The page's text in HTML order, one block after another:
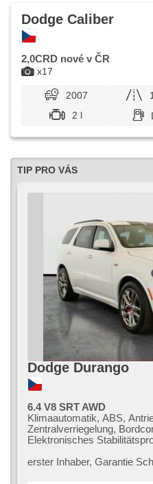
x17
Dodge Caliber
2,0CRD nové v ČR
2007
2 l
TIP PRO VÁS
Dodge Durango
6.4 V8 SRT AWD
Klimaautomatik, ABS,
Zentralverriegelung,
Elektronisches
beheizte Sitze, Ledersitze,
erster Inhaber,​ Garantie